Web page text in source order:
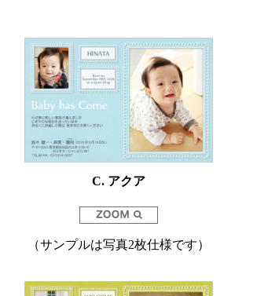
C. アクア
（サンプルは写真2枚仕様です）